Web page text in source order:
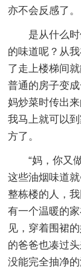
亦不会反感了。
是从什么
的味道呢？从
了走上楼梯间
普通的房子变
妈炒菜时传出
我马上就可以
方了。
“妈，你又
这些油烟味道
整栋楼的人，
有一个温暖的
见，穿着围裙
的爸爸也凑过
没能完全抽净